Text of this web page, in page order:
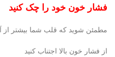
فشار خون خود را چک کنید
مطمئن شوید که قلب شما بیشتر از
از فشار خون بالا اجتناب کنید